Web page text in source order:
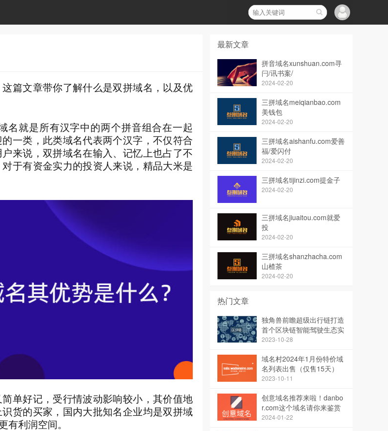
篇文章带你了解什么是双拼域名，以及优
名就是所有汉字中的两个拼音组合在一起
一类，此类域名代表两个汉字，不仅符合
来说，双拼域名在输入、记忆上也占了不
于有资金实力的投资人来说，精品大米是
单好记，受行情波动影响较小，其价值地
货的买家，国内大批知名企业均是双拼域
有利润空间。
最新文章
拼音域名xunshuan.com寻
闩/讯书案/
2024-02-20
三拼域名meiqianbao.com
美钱包
2024-02-20
三拼域名aishanfu.com爱善
福/爱闪付
2024-02-20
三拼域名tijinzi.com提金子
2024-02-20
三拼域名jiuaitou.com就爱
投
2024-02-20
三拼域名shanzhacha.com
山楂茶
2024-02-20
热门文章
独角兽前瞻超级出行链打造
首个区块链智能驾驶生态实
现智能出行
2023-10-28
域名村2024年1月份特价域
名列表出售（仅售15天）
2023-10-11
创意域名推荐来啦！danbo
r.com这个域名请你来鉴赏
点评
2024-01-22